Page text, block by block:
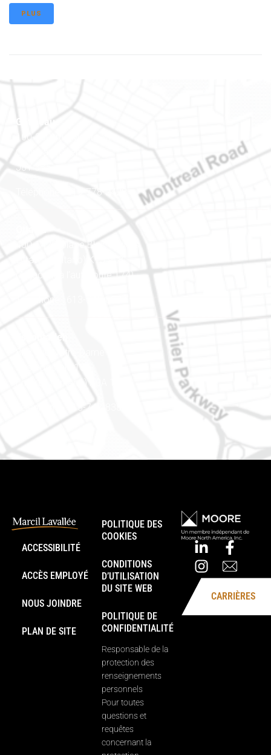
PLUS
Gatineau
100-200, rue Montcalm
Gatineau (Québec)
J8Y 3B5
Téléphone : 819-778-2428
400-1420, place Blair Towers
Ottawa (Ontario) K1J 9L8
(Adjacent à l’autoroute 174)
Téléphone : 613-745-8387
Est ontarien
888, rue Notre-Dame
Case postale 101
Embrun (Ontario) K0A 1W1
Téléphone : 613-745-8387
ACCESSIBILITÉ
ACCÈS EMPLOYÉ
NOUS JOINDRE
PLAN DE SITE
POLITIQUE DES
COOKIES
CONDITIONS
D’UTILISATION
DU SITE WEB
POLITIQUE DE
CONFIDENTIALITÉ
Responsable de la
protection des
renseignements
personnels
Pour toutes
questions et
requêtes
concernant la
CARRIÈRES